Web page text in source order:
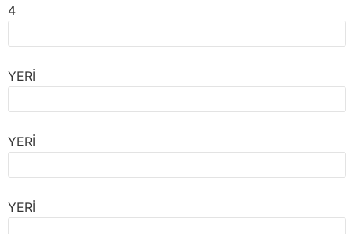
4
YERİ
YERİ
YERİ